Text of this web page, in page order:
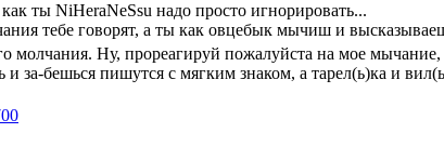
ты NiHeraNeSsu надо просто игнорировать...
тебе говорят, а ты как овцебык мычиш и
молчания. Ну, прореагируй пожалуйста на мое
бешься пишутся с мягким знаком, а тарел(ь)ка и